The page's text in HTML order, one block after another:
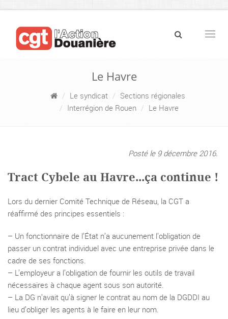
Le Havre
Le syndicat
Sections régionales
Interrégion de Rouen
Le Havre
Posté le 9 décembre 2016.
Tract Cybele au Havre...ça continue !
Lors du dernier Comité Technique de Réseau, la CGT a
réaffirmé des principes essentiels :
– Un fonctionnaire de l’État n’a aucunement l’obligation de
passer un contrat individuel avec une entreprise privée dans le
cadre de ses fonctions.
– L’employeur a l’obligation de fournir les outils de travail
nécessaires à chaque agent sous son autorité.
– La DG n’avait qu’à signer le contrat au nom de la DGDDI au
lieu d’obliger les agents à le faire en leur nom.